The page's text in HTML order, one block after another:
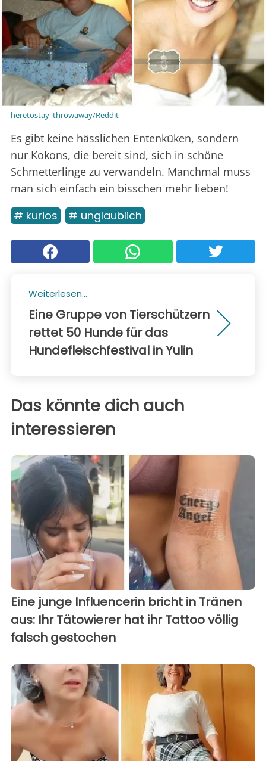
heretostay_throwaway/Reddit
Es gibt keine hässlichen Entenküken, sondern
nur Kokons, die bereit sind, sich in schöne
Schmetterlinge zu verwandeln. Manchmal muss
man sich einfach ein bisschen mehr lieben!
# kurios # unglaublich
Weiterlesen...
Eine Gruppe von Tierschützern
rettet 50 Hunde für das
Hundefleischfestival in Yulin
Das könnte dich auch
interessieren
Eine junge Influencerin bricht in Tränen
aus: Ihr Tätowierer hat ihr Tattoo völlig
falsch gestochen